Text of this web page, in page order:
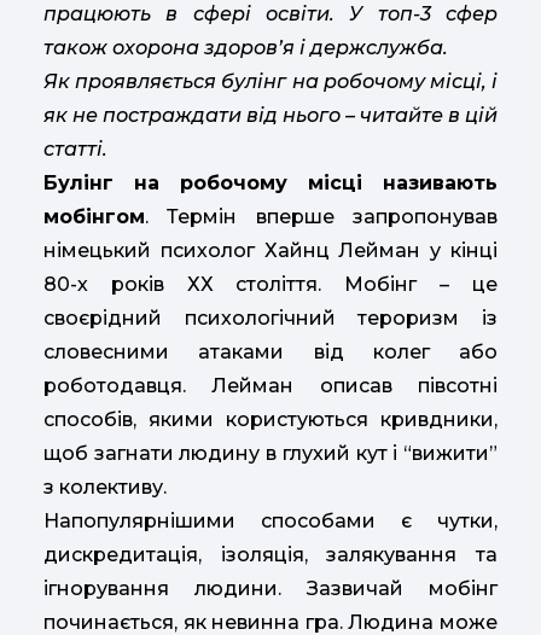
працюють в сфері освіти. У топ-3 сфер
також охорона здоров’я і держслужба.
Як проявляється булінг на робочому місці, і
як не постраждати від нього – читайте в цій
статті.
Булінг на робочому місці називають
мобінгом. Термін вперше запропонував
німецький психолог Хайнц Лейман у кінці
80-х років ХХ століття. Мобінг – це
своєрідний психологічний тероризм із
словесними атаками від колег або
роботодавця. Лейман описав півсотні
способів, якими користуються кривдники,
щоб загнати людину в глухий кут і “вижити”
з колективу.
Напопулярнішими способами є чутки,
дискредитація, ізоляція, залякування та
ігнорування людини. Зазвичай мобінг
починається, як невинна гра. Людина може